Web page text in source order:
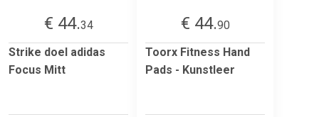
€ 44.34
Strike doel adidas
Focus Mitt
€ 44.90
Toorx Fitness Hand
Pads - Kunstleer